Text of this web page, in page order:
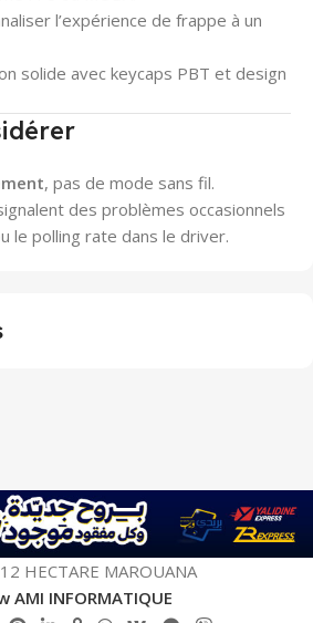
l’expérience de frappe à un
solide avec keycaps PBT et design
, pas de mode sans fil.
des problèmes occasionnels
le polling rate dans le driver.
HECTARE MAROUANA
AMI INFORMATIQUE